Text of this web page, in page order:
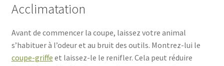
Acclimatation
Avant de commencer la coupe, laissez votre animal
s’habituer à l’odeur et au bruit des outils. Montrez-lui le
coupe-griffe et laissez-le le renifler. Cela peut réduire